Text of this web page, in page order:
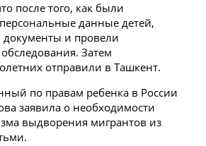
после того, как были
данные детей,
и провели
Затем
отправили в Ташкент.
по правам ребенка в России
заявила о необходимости
выдворения мигрантов из